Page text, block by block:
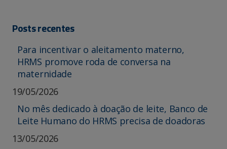
Posts recentes
Para incentivar o aleitamento materno,
HRMS promove roda de conversa na
maternidade
19/05/2026
No mês dedicado à doação de leite, Banco de
Leite Humano do HRMS precisa de doadoras
13/05/2026